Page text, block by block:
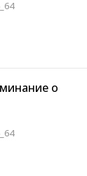
о